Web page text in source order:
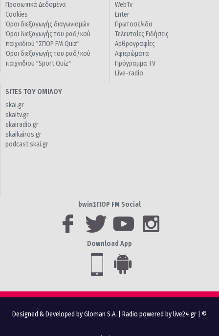
Προσωπικά Δεδομένα
Cookies
Όροι διεξαγωγής διαγωνισμών
Όροι διεξαγωγής του ραδ/κού
παιχνιδιού "ΣΠΟΡ FM Quiz"
Όροι διεξαγωγής του ραδ/κού
παιχνιδιού "Sport Quiz"
WebTv
Enter
Πρωτοσέλιδα
Τελευταίες Ειδήσεις
Αρθρογραφίες
Αφιερώματα
Πρόγραμμα TV
Live-radio
SITES ΤΟΥ ΟΜΙΛΟΥ
skai.gr
skaitv.gr
skairadio.gr
skaikairos.gr
podcast.skai.gr
bwinΣΠΟΡ FM Social
Download App
Designed & Developed by Gloman S.A. Radio powered by live24.gr | ©